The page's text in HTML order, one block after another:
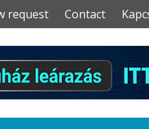
request Contact